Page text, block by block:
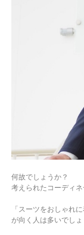
何故でしょうか？
考えられたコーディネ
「スーツをおしゃれ
が向く人は多いでしょ